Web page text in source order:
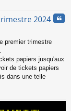
2024
premier trimestre
papiers jusqu'aux
de tickets papiers
dans une telle